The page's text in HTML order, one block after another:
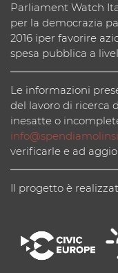
Parliament Watch
per la democrazia
2016 iper favorire
spesa pubblica a
Le informazioni
del lavoro di ricerca
inesatte o
verificarle e ad
Il progetto è